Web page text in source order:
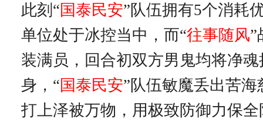
此刻“国泰民安”队伍拥有5个消耗
单位处于冰控当中，而“往事随风”
装满员，回合初双方男鬼均将净
身，“国泰民安”队伍敏魔丢出苦
打上泽被万物，用极致防御力保